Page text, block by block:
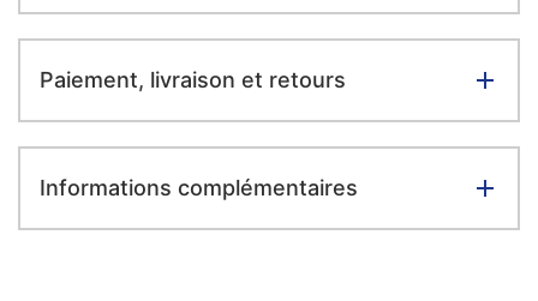
Paiement, livraison et retours
Informations complémentaires